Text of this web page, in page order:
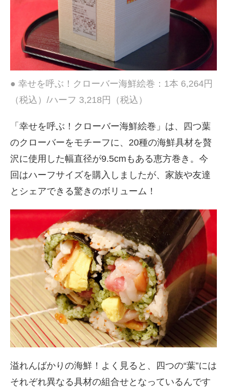
● 幸せを呼ぶ！クローバー海鮮絵巻：1本 6,264円
（税込）/ハーフ 3,218円（税込）
「幸せを呼ぶ！クローバー海鮮絵巻」は、四つ葉
のクローバーをモチーフに、20種の海鮮具材を贅
沢に使用した幅直径が9.5cmもある恵方巻き。今
回はハーフサイズを購入しましたが、家族や友達
とシェアできる驚きのボリューム！
溢れんばかりの海鮮！よく見ると、四つの“葉”には
それぞれ異なる具材の組合せとなっているんです